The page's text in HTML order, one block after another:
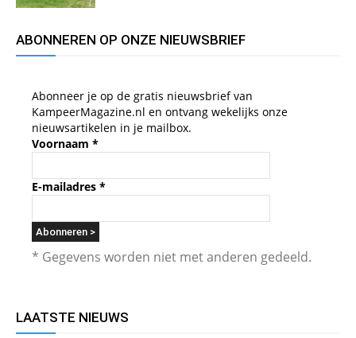
ABONNEREN OP ONZE NIEUWSBRIEF
Abonneer je op de gratis nieuwsbrief van
KampeerMagazine.nl en ontvang wekelijks onze
nieuwsartikelen in je mailbox.
Voornaam *
E-mailadres *
* Gegevens worden niet met anderen gedeeld.
LAATSTE NIEUWS